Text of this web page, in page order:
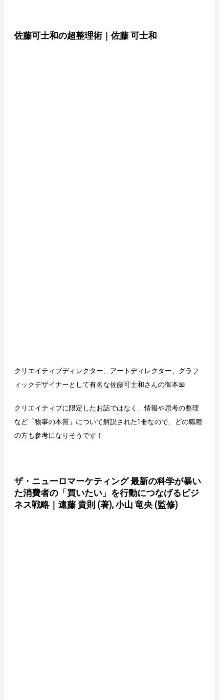
佐藤可士和の超整理術｜佐藤 可士和
クリエイティブディレクター、アートディレクター、グラフ
ィックデザイナーとして有名な佐藤可士和さんの御本📖
クリエイティブに限定したお話ではなく、情報や思考の整理
など「物事の本質」について解説された1冊なので、どの職種
の方も参考になりそうです！
ザ・ニューロマーケティング 最新の科学が暴い
た消費者の「買いたい」を行動につなげるビジ
ネス戦略｜遠藤 貴則 (著), 小山 竜央 (監修)